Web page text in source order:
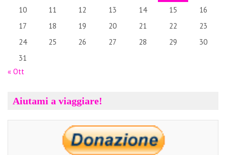
10
11 12 13 14 15
16
17
18 19 20 21 22
23
24
25 26 27 28 29
30
31
« Ott
Aiutami a viaggiare!